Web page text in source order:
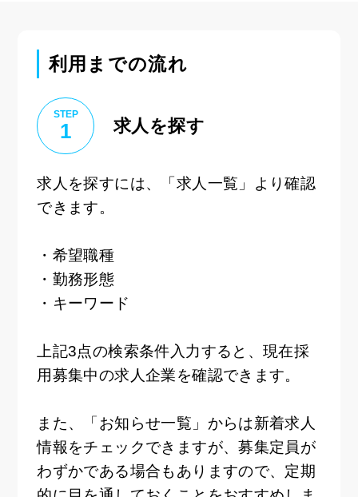
利用までの流れ
STEP
1 求人を探す
求人を探すには、「求人一覧」より確認
できます。
・希望職種
・勤務形態
・キーワード
上記3点の検索条件入力すると、現在採
用募集中の求人企業を確認できます。
また、「お知らせ一覧」からは新着求人
情報をチェックできますが、募集定員が
わずかである場合もありますので、定期